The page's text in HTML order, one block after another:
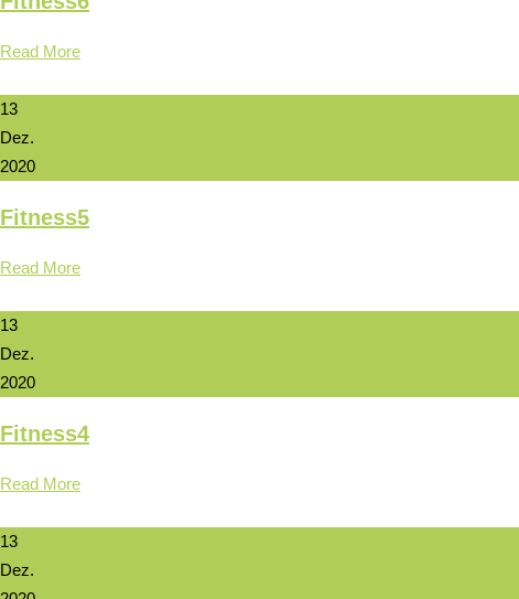
Read More
13
Dez.
2020
Fitness5
Read More
13
Dez.
2020
Fitness4
Read More
13
Dez.